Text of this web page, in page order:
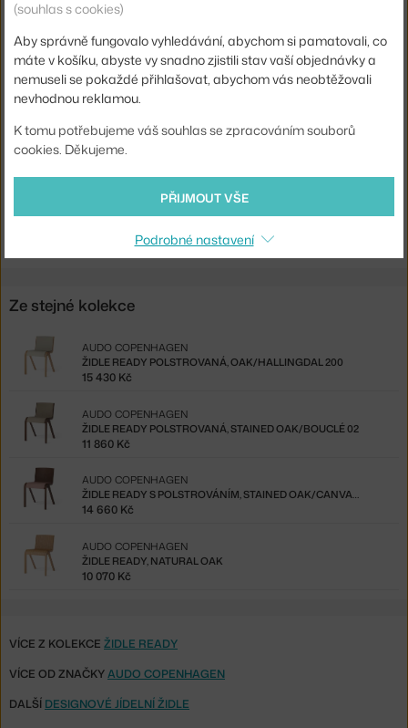
Stohovatelné:
ano
Sedák:
čalouněný
Podnož:
dřevo
Kód produktu
AUD-71024-005791
EAN
5709262068302
Ste zo Slovenska? Prejdite naStolička Ready polstrovaná, stained
Shopping from the EU? Switch toReady Chair Upholstered,
stained oak/Bouclé 02
Ze stejné kolekce
ŽIDLE READY POLSTROVANÁ, OAK/HALLINGDAL 200
AUDO COPENHAGEN
15 430 Kč
ŽIDLE READY POLSTROVANÁ, STAINED OAK/BOUCLÉ 02
AUDO COPENHAGEN
11 860 Kč
ŽIDLE READY S POLSTROVÁNÍM, STAINED OAK/CANVAS 356
AUDO COPENHAGEN
14 660 Kč
ŽIDLE READY, NATURAL OAK
AUDO COPENHAGEN
10 070 Kč
VÍCE Z KOLEKCE ŽIDLE READY
VÍCE OD ZNAČKYAUDO COPENHAGEN
DALŠÍ DESIGNOVÉ JÍDELNÍ ŽIDLE
(souhlas s cookies)
Aby správně fungovalo vyhledávání, abychom si pamatovali, co
máte v košíku, abyste vy snadno zjistili stav vaší objednávky a
nemuseli se pokaždé přihlašovat, abychom vás neobtěžovali
nevhodnou reklamou.
K tomu potřebujeme váš souhlas se zpracováním souborů
cookies. Děkujeme.
PŘIJMOUT VŠE
Podrobné nastavení